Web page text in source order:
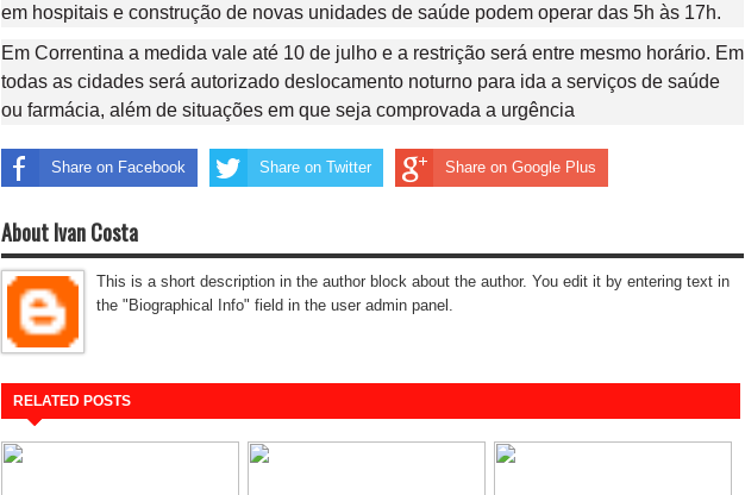
em hospitais e construção de novas unidades de saúde podem operar das 5h às 17h.
Em Correntina a medida vale até 10 de julho e a restrição será entre mesmo horário. Em
todas as cidades será autorizado deslocamento noturno para ida a serviços de saúde
ou farmácia, além de situações em que seja comprovada a urgência
Share on Facebook Share on Twitter Share on Google Plus
About Ivan Costa
This is a short description in the author block about the author. You edit it by entering text in
the "Biographical Info" field in the user admin panel.
RELATED POSTS